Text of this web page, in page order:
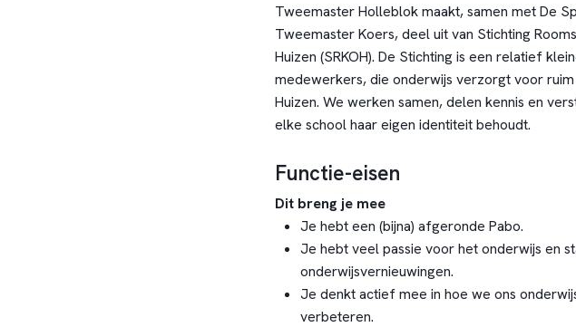
Tweemaster Holleblok maakt, samen met De
Tweemaster Koers, deel uit van Stichting
Huizen (SRKOH). De Stichting is een relatief
medewerkers, die onderwijs verzorgt voor
Huizen. We werken samen, delen kennis en
elke school haar eigen identiteit behoudt.
Functie-eisen
Dit breng je mee
Je hebt een (bijna) afgeronde Pabo.
Je hebt veel passie voor het onderwijs en
onderwijsvernieuwingen.
Je denkt actief mee in hoe we ons
verbeteren.